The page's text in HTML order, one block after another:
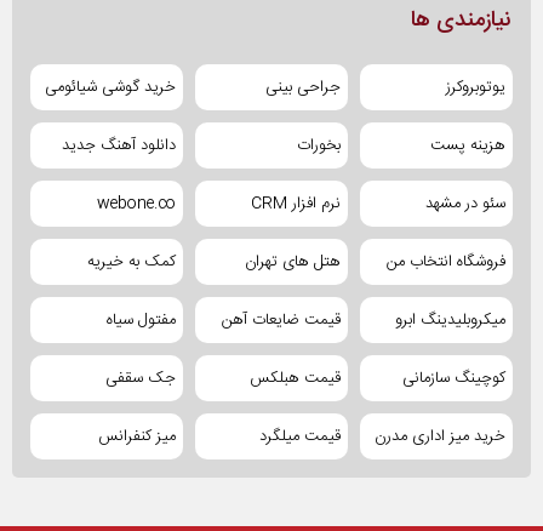
نیازمندی ها
یوتوبروکرز جراحی بینی خرید گوشی شیائومی
هزینه پست بخورات دانلود آهنگ جدید
سئو در مشهد نرم افزار CRM webone.co
فروشگاه انتخاب من هتل های تهران کمک به خیریه
میکروبلیدینگ ابرو قیمت ضایعات آهن مفتول سیاه
کوچینگ سازمانی قیمت هبلکس جک سقفی
خرید میز اداری مدرن قیمت میلگرد میز کنفرانس